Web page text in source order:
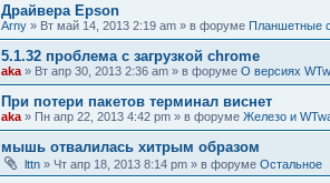
Драйвера Epson
Arny » Вт май 14, 2013 2:19 am » в форуме Планшетные
5.1.32 проблема с загрузкой chrome
aka » Вт апр 30, 2013 2:36 am » в форуме О версиях
При потери пакетов терминал виснет
aka » Пн апр 22, 2013 4:42 pm » в форуме Железо и
мышь отвалилась хитрым образом
lttn » Чт апр 18, 2013 8:14 pm » в форуме Остальное